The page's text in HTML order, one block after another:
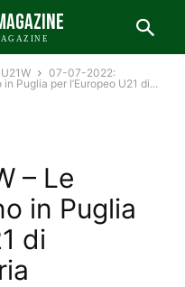
07-07-2022:
Puglia per l’Europeo U21 di...
– Le
in Puglia
di